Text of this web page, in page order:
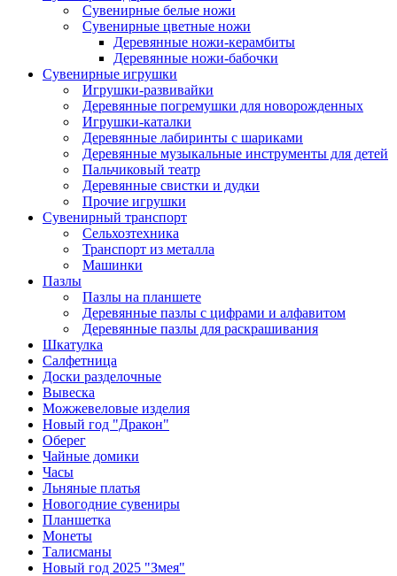
Сувенирные белые ножи
Сувенирные цветные ножи
Деревянные ножи-керамбиты
Деревянные ножи-бабочки
Сувенирные игрушки
Игрушки-развивайки
Деревянные погремушки для новорожденных
Игрушки-каталки
Деревянные лабиринты с шариками
Деревянные музыкальные инструменты для детей
Пальчиковый театр
Деревянные свистки и дудки
Прочие игрушки
Сувенирный транспорт
Сельхозтехника
Транспорт из металла
Машинки
Пазлы
Пазлы на планшете
Деревянные пазлы с цифрами и алфавитом
Деревянные пазлы для раскрашивания
Шкатулка
Салфетница
Доски разделочные
Вывеска
Можжевеловые изделия
Новый год "Дракон"
Оберег
Чайные домики
Часы
Льняные платья
Новогодние сувениры
Планшетка
Монеты
Талисманы
Новый год 2025 "Змея"